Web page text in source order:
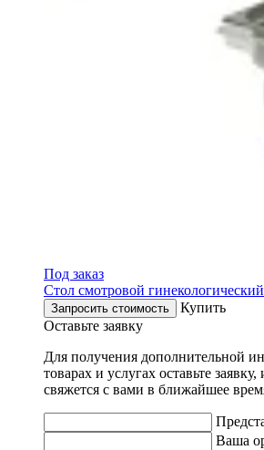
Под заказ
Стол смотровой
Запросить стоимость
Купить
Оставьте заявку
Для получения дополнительной
товарах и услугах оставьте
свяжется с вами в ближайшее
Ваша